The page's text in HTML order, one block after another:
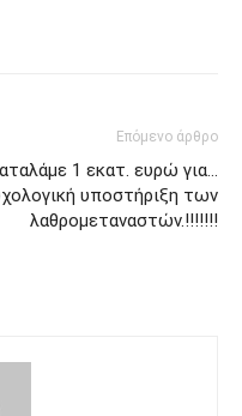
Επόμενο άρθρο
1 εκατ. ευρώ για…
υποστήριξη των
λαθρομεταναστών.!!!!!!!